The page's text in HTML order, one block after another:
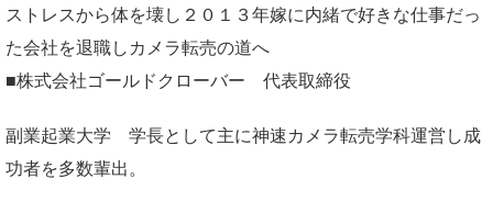
ストレスから体を壊し２０１３年嫁に内緒で好きな仕事だっ
た会社を退職しカメラ転売の道へ
■株式会社ゴールドクローバー 代表取締役
副業起業大学 学長として主に神速カメラ転売学科運営し成
功者を多数輩出。